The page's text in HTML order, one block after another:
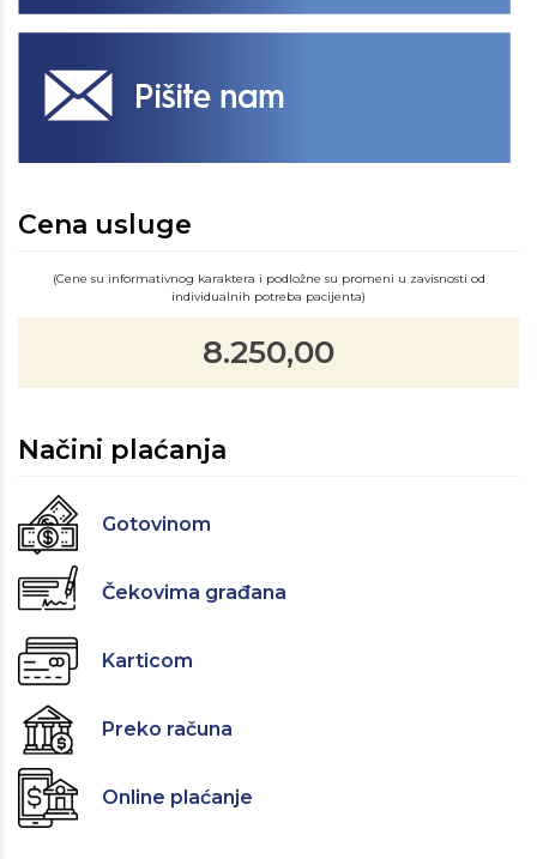
Cena usluge
(Cene su informativnog karaktera i podložne su promeni u zavisnosti od
individualnih potreba pacijenta)
8.250,00
Načini plaćanja
Gotovinom
Čekovima građana
Karticom
Preko računa
Online plaćanje